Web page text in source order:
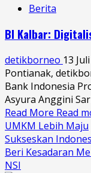
Berita
BI Kalbar:
detikborneo 13
Pontianak,
Bank Indonesia
Asyura Anggini
Read More Read
UMKM Lebih Maju
Sukseskan
Beri Kesadaran
NSI